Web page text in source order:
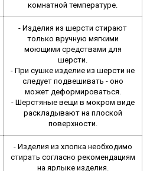
комнатной температуре.
- Изделия из шерсти стирают
только вручную мягкими
моющими средствами для
шерсти.
- При сушке изделие из шерсти не
следует подвешивать - оно
может деформироваться.
- Шерстяные вещи в мокром виде
раскладывают на плоской
поверхности.
- Изделия из хлопка необходимо
стирать согласно рекомендациям
на ярлыке изделия.